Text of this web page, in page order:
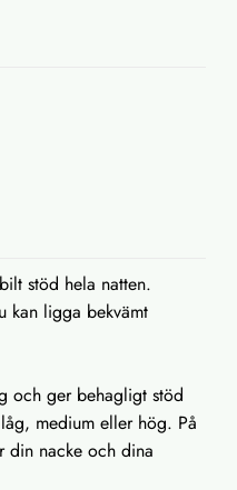
stöd hela natten.
kan ligga bekvämt
och ger behagligt stöd
medium eller hög. På
din nacke och dina